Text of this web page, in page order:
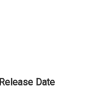
Release Date